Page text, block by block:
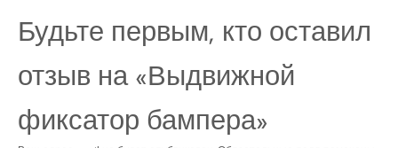
Будьте первым, кто оставил
отзыв на «Выдвижной
фиксатор бампера»